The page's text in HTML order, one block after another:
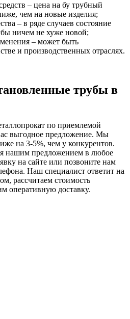
– цена на бу трубный
чем на новые изделия;
– в ряде случаев состояние
ничем не хуже новой;
– может быть
и производственных отраслях.
трубы в
по приемлемой
выгодное предложение. Мы
на 3-5%, чем у конкурентов.
нашим предложением в любое
на сайте или позвоните нам
Наш специалист ответит на
рассчитаем стоимость
оперативную доставку.